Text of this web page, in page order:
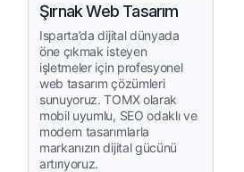
Şırnak Web Tasarım
Isparta’da dijital dünyada
öne çıkmak isteyen
işletmeler için profesyonel
web tasarım çözümleri
sunuyoruz. TOMX olarak
mobil uyumlu, SEO odaklı ve
modern tasarımlarla
markanızın dijital gücünü
artırıyoruz.